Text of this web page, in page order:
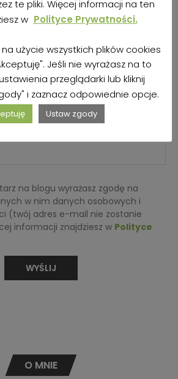
na blogu wyrażasz zgodę na
w nim danych osobowych i
(twój adres e-mail nie zostanie
informacji znajdziesz w Polityce
O MNIE
te pliki. Więcej informacji na ten
w Polityce Prywatności.
użycie wszystkich plików cookies
Jeśli nie wyrażasz na to
przeglądarki lub kliknij
i zaznacz odpowiednie opcje.
Ustaw zgody